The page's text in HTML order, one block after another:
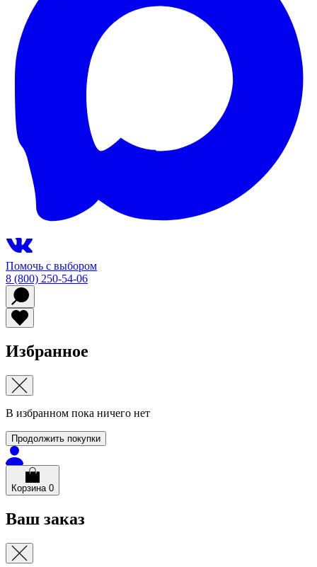
Помочь с выбором
8 (800) 250-54-06
Избранное
В избранном пока ничего нет
Продолжить покупки
Корзина 0
Ваш заказ